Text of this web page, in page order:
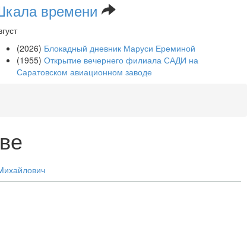
времени
(2026) Блокадный дневник Маруси Ереминой
(1955) Открытие вечернего филиала САДИ на
Саратовском авиационном заводе